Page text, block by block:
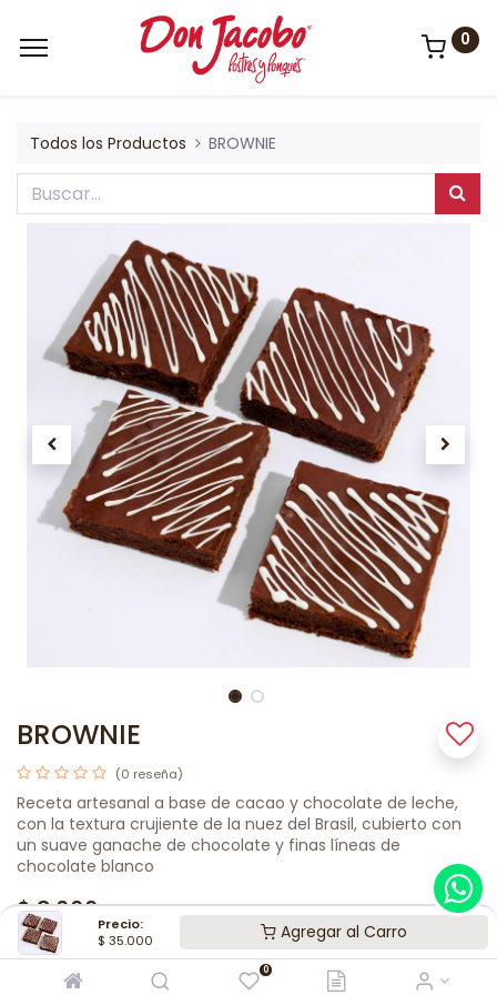
Precio:
$ 35.000 Agregar al Carro
0
0
Todos los Productos BROWNIE
BROWNIE
(0 reseña)
Receta artesanal a base de cacao y chocolate de leche,
con la textura crujiente de la nuez del Brasil, cubierto con
un suave ganache de chocolate y finas líneas de
chocolate blanco
$8.000